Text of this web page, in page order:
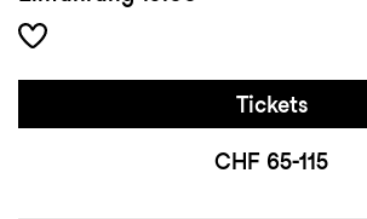
Tickets
CHF 65-115